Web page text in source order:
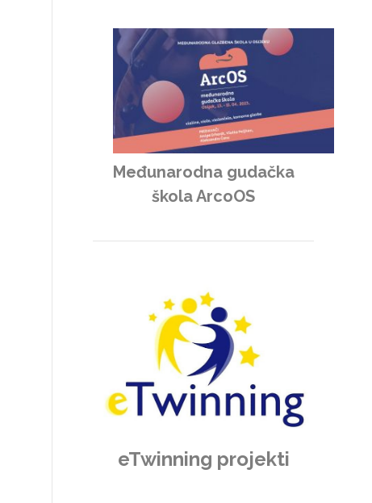
Međunarodna gudačka
škola ArcoOS
eTwinning projekti